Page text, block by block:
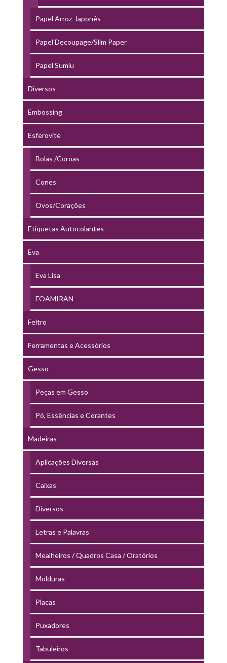
Papel Arroz-Japonês
Papel Decoupage/Slim Paper
Papel Sumiu
Diversos
Embossing
Esferovite
Bolas /Coroas
Cones
Ovos/Corações
Etiquetas Autocolantes
Eva
Eva Lisa
FOAMIRAN
Feltro
Ferramentas e Acessórios
Gesso
Peças em Gesso
Pó, Essências e Corantes
Madeiras
Aplicações Diversas
Caixas
Diversos
Letras e Palavras
Mealheiros / Quadros Casa / Oratórios
Molduras
Placas
Puxadores
Tabuleiros